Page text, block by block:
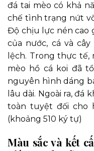
đá tai mèo có khả
chế tình trạng nứt
Độ chịu lực nén cao
của nước, cá và
lệch. Trong thực tế,
mèo hồ cá koi đã
nguyên hình dáng
lâu dài. Ngoài ra, đá
toàn tuyệt đối cho
(khoảng 510 ký tự)
Màu sắc và kết